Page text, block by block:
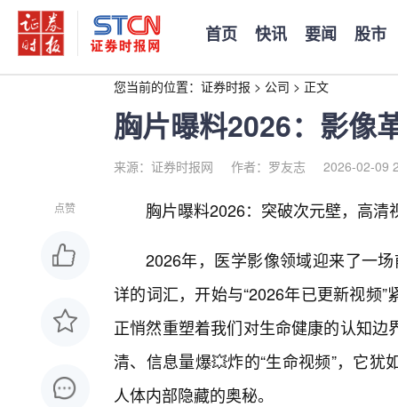
首页 快讯 要闻 股市
您当前的位置： 证券时报 > 公司 > 正文
胸片曝料2026：影像
来源：证券时报网 作者：罗友志 2026-02-09
点赞 胸片曝料2026：突破次元壁，高清
2026年，医学影像领域迎来了一
详的词汇，开始与“2026年已更新视频
正悄然重塑着我们对生命健康的认知
清、信息量爆💥炸的“生命视频”，它
人体内部隐藏的奥秘。